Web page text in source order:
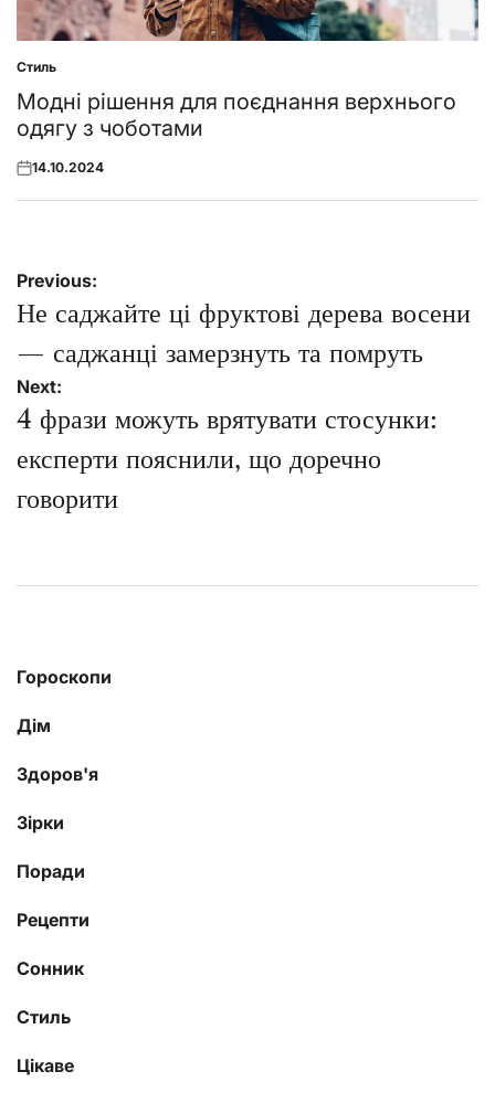
Posted
in
Стиль
Модні рішення для поєднання верхнього
одягу з чоботами
Posted
14.10.2024
Навігація
записів
Previous:
Не саджайте ці фруктові дерева восени
— саджанці замерзнуть та помруть
Next:
4 фрази можуть врятувати стосунки:
експерти пояснили, що доречно
говорити
Гороскопи
Дім
Здоров'я
Зірки
Поради
Рецепти
Сонник
Стиль
Цікаве